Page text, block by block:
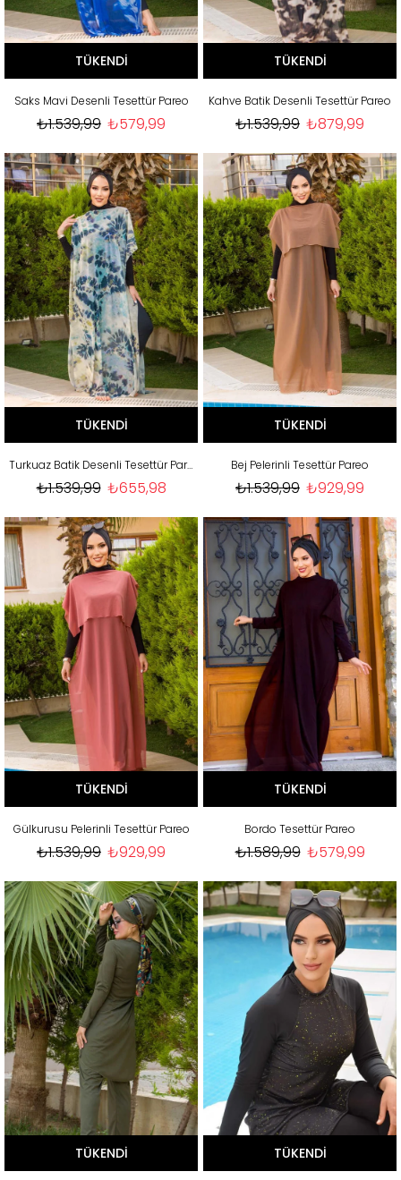
TÜKENDI
Saks Mavi Desenli Tesettür Pareo
₺579,99
₺1.539,99
TÜKENDI
Kahve Batik Desenli Tesettür Pareo
₺879,99
₺1.539,99
TÜKENDI
Turkuaz Batik Desenli Tesettür Pareo
₺655,98
₺1.539,99
TÜKENDI
Bej Pelerinli Tesettür Pareo
₺929,99
₺1.539,99
TÜKENDI
Gülkurusu Pelerinli Tesettür Pareo
₺929,99
₺1.539,99
TÜKENDI
Bordo Tesettür Pareo
₺579,99
₺1.589,99
TÜKENDI TÜKENDI